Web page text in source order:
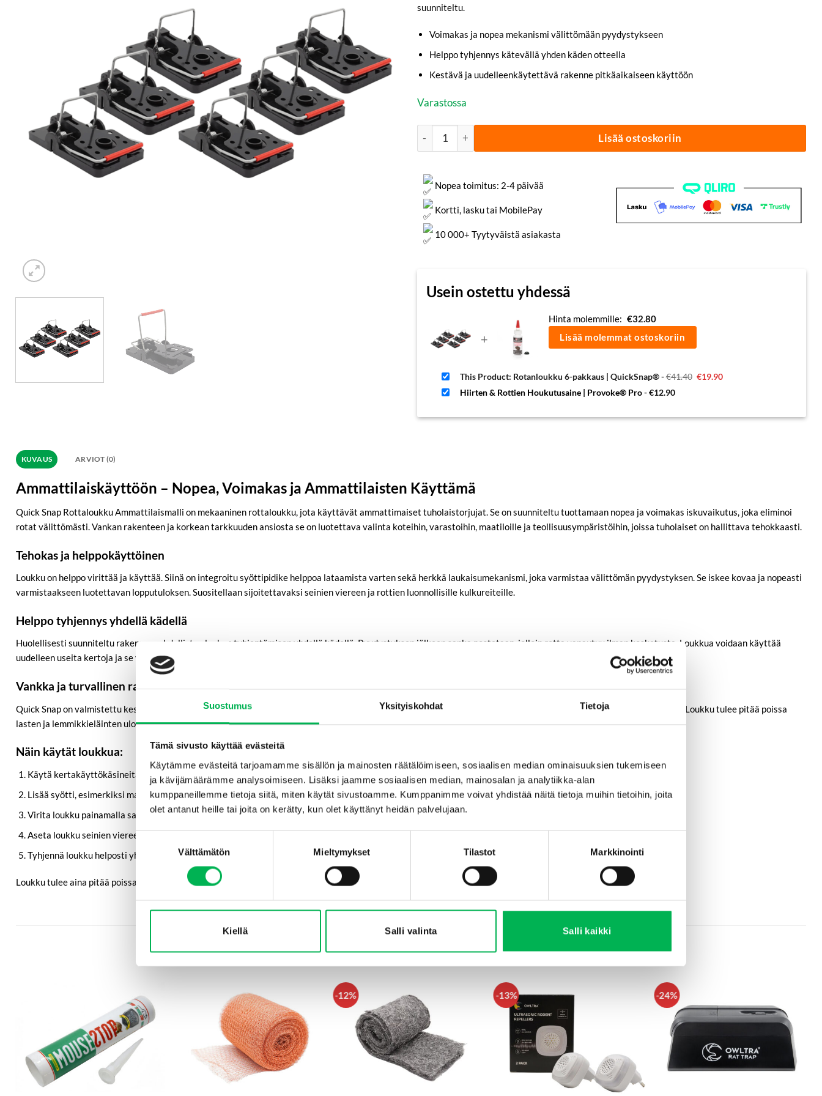
Suostumus Yksityiskohdat Tietoja
Tämä sivusto käyttää evästeitä
Käytämme evästeitä tarjoamamme sisällön ja mainosten räätälöimiseen, sosiaalisen median ominaisuuksien tukemiseen
ja kävijämäärämme analysoimiseen. Lisäksi jaamme sosiaalisen median, mainosalan ja analytiikka-alan
kumppaneillemme tietoja siitä, miten käytät sivustoamme. Kumppanimme voivat yhdistää näitä tietoja muihin tietoihin, joita
olet antanut heille tai joita on kerätty, kun olet käyttänyt heidän palvelujaan.
Suostumuksen
valinta
Välttämätön Mieltymykset Tilastot Markkinointi
Kiellä Salli valinta Salli kaikki
suunniteltu.
Voimakas ja nopea mekanismi välittömään pyydystykseen
Helppo tyhjennys kätevällä yhden käden otteella
Kestävä ja uudelleenkäytettävä rakenne pitkäaikaiseen käyttöön
Varastossa
Rotanloukku 6-pakkaus | QuickSnap® määräLisää ostoskoriin
Nopea toimitus: 2-4 päivää
Kortti, lasku tai MobilePay
10 000+ Tyytyväistä asiakasta
Usein ostettu yhdessä
+
Hinta molemmille: €32.80
Lisää molemmat ostoskoriin
This Product: Rotanloukku 6-pakkaus | QuickSnap®-€41.40 Alkuperäinen
hinta
€19.90Nykyinen
hinta
Hiirten & Rottien Houkutusaine | Provoke® Pro-€12.90
KUVAUS ARVIOT (0)
Ammattilaiskäyttöön – Nopea, Voimakas ja Ammattilaisten Käyttämä
Quick Snap Rottaloukku Ammattilaismalli on mekaaninen rottaloukku, jota käyttävät ammattimaiset tuholaistorjujat. Se on suunniteltu tuottamaan nopea ja voimakas iskuvaikutus, joka eliminoi
rotat välittömästi. Vankan rakenteen ja korkean tarkkuuden ansiosta se on luotettava valinta koteihin, varastoihin, maatiloille ja teollisuusympäristöihin, joissa tuholaiset on hallittava tehokkaasti.
Tehokas ja helppokäyttöinen
Loukku on helppo virittää ja käyttää. Siinä on integroitu syöttipidike helppoa lataamista varten sekä herkkä laukaisumekanismi, joka varmistaa välittömän pyydystyksen. Se iskee kovaa ja nopeasti
varmistaakseen luotettavan lopputuloksen. Suositellaan sijoitettavaksi seinien viereen ja rottien luonnollisille kulkureiteille.
Helppo tyhjennys yhdellä kädellä
Huolellisesti suunniteltu rakenne mahdollistaa loukun tyhjentämisen yhdellä kädellä. Pyydystyksen jälkeen sanka nostetaan, jolloin rotta vapautuu ilman kosketusta. Loukkua voidaan käyttää
uudelleen useita kertoja ja se voidaan puhdistaa tarvittaessa korkean tehokkuuden säilyttämiseksi.
Vankka ja turvallinen rakenne
Quick Snap on valmistettu kestävistä materiaaleista pitkäaikaiseen käyttöön ja toistuviin pyydystyksiin. Se voidaan sijoittaa sisätiloihin sekä suojattuihin ulkotiloihin. Loukku tulee pitää poissa
lasten ja lemmikkieläinten ulottuvilta.
Näin käytät loukkua:
Käytä kertakäyttökäsineitä
käsittelyn aikana, jotta rotat eivät havaitse ihmisen hajua.
Lisää syötti, esimerkiksi maapähkinävoita, pekonia tai ammattimaista houkutintaProvoke.
Virita loukku painamalla sanka alas, kunnes se lukittuu paikalleen.
Aseta loukku seinien viereen tai muihin paikkoihin, joissa rotat liikkuvat.
Tyhjennä loukku helposti yhdellä kädellä.
Loukku tulee aina pitää poissa lasten ja lemmikkieläinten ulottuvilta.
-12% -13% -24%